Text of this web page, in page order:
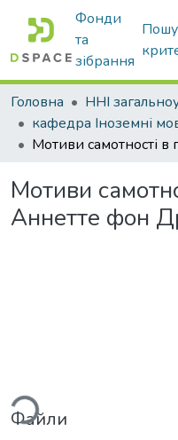
Фонди
та
зібрання
Головна
кафедра Іноземні
Мотиви
Аннетте фон
Файли